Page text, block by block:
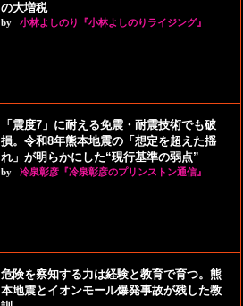
の大増税
by 小林よしのり『小林よしのりライジング』
「震度7」に耐える免震・耐震技術でも破
損。令和8年熊本地震の「想定を超えた揺
れ」が明らかにした“現行基準の弱点”
by 冷泉彰彦『冷泉彰彦のプリンストン通信』
危険を察知する力は経験と教育で育つ。熊
本地震とイオンモール爆発事故が残した教